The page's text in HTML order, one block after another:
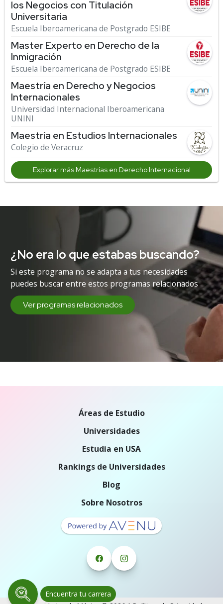
los Negocios con Titulación
Universitaria
Escuela Iberoamericana de Postgrado ESIBE
Master Experto en Derecho de la
Inmigración
Escuela Iberoamericana de Postgrado ESIBE
Maestría en Derecho y Negocios
Internacionales
Universidad Internacional Iberoamericana
UNINI
Maestría en Estudios Internacionales
Colegio de Veracruz
Explorar más Maestrías en Derecho Internacional
¿No era lo que estabas buscando?
Si este programa no se adapta a tus necesidades
puedes buscar entre estos programas relacionados
Ver programas relacionados
Encuentra tu carrera
Áreas de Estudio
Universidades
Estudia en USA
Rankings de Universidades
Blog
Sobre Nosotros